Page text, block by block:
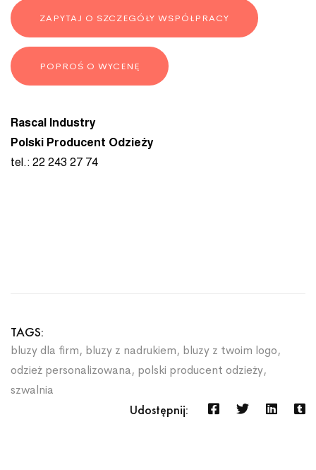
ZAPYTAJ O SZCZEGÓŁY WSPÓŁPRACY
POPROŚ O WYCENĘ
Rascal Industry
Polski Producent Odzieży
tel.: 22 243 27 74
TAGS:
bluzy dla firm, bluzy z nadrukiem, bluzy z twoim logo,
odzież personalizowana, polski producent odzieży,
szwalnia
Udostępnij: